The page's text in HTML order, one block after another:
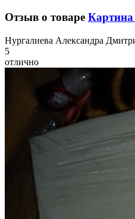
Отзыв о товаре Картина
Нургалиева Александра
5
отлично